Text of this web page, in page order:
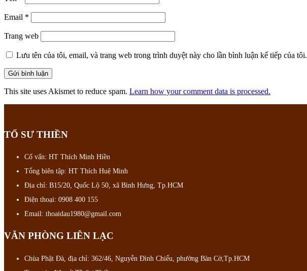
Email *
Trang web
Lưu tên của tôi, email, và trang web trong trình duyệt này cho lần bình luận kế tiếp của tôi.
This site uses Akismet to reduce spam. Learn how your comment data is processed.
TỔ SƯ THIỀN
Cố vấn: HT Thích Minh Hiền
Tổng biên tập: HT Thích Huệ Minh
Địa chỉ: B15/20, Quốc Lộ 50, xã Bình Hưng, Tp.HCM
Điện thoại: 0908 400 155
Email: thoaidau1980@gmail.com
VĂN PHÒNG LIÊN LẠC
Chùa Phật Đà, địa chỉ: 362/46, Nguyễn Đình Chiểu, phường Bàn Cờ,Tp.HCM